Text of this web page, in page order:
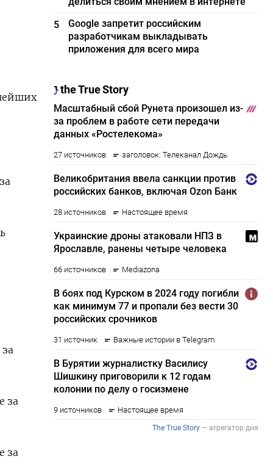
за
за
5
Google запретит российским
разработчикам выкладывать
приложения для всего мира